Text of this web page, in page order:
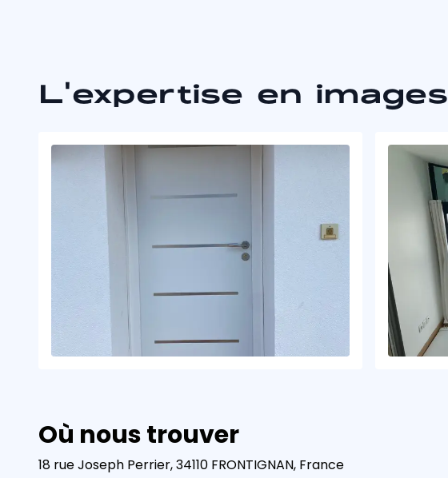
L'expertise en images
Où nous trouver
18 rue Joseph Perrier, 34110 FRONTIGNAN, France